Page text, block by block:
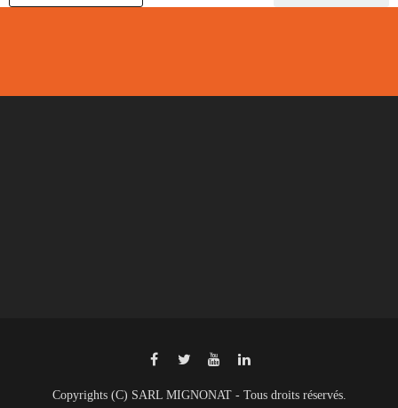
Copyrights (C) SARL MIGNONAT - Tous droits réservés.